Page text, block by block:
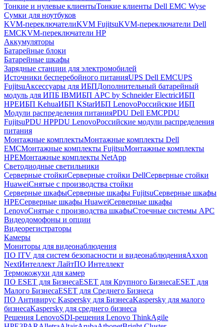
Тонкие и нулевые клиентыТонкие клиенты Dell EMC Wyse
Сумки для ноутбуков
KVM-переключателиKVM FujitsuKVM-переключатели Dell
EMCKVM-переключатели HP
Аккумуляторы
Батарейные блоки
Батарейные шкафы
Зарядные станции для электромобилей
Источники бесперебойного питанияUPS Dell EMCUPS
FujitsuАксессуары для ИБПДополнительный батарейный
модуль для ИПБ IBMИБП APC by Schneider ElectricИБП
HPEИБП KehuaИБП KStarИБП LenovoРоссийские ИБП
Модули распределения питанияPDU Dell EMCPDU
FujitsuPDU HPPDU LenovoРоссийские модули распределения
питания
Монтажные комплектыМонтажные комплекты Dell
EMCМонтажные комплекты FujitsuМонтажные комплекты
HPEМонтажные комплекты NetApp
Светодиодные светильники
Серверные стойкиСерверные стойки DellСерверные стойки
HuaweiСнятые с производства стойки
Серверные шкафыСерверные шкафы FujitsuСерверные шкафы
HPEСерверные шкафы HuaweiСерверные шкафы
LenovoСнятые с производства шкафыСтоечные системы APC
Видеодомофоны и опции
Видеорегистраторы
Камеры
Мониторы для видеонаблюдения
ПО ITV для систем безопасности и видеонаблюденияAxxon
NextИнтеллект ЛайтПО Интеллект
Термокожухи для камер
ПО ESET для БизнесаESET для Крупного БизнесаESET для
Малого БизнесаESET для Среднего Бизнеса
ПО Антивирус Kaspersky для БизнесаKaspersky для малого
бизнесаKaspersky для среднего бизнеса
Решения LenovoSDI-решения Lenovo ThinkAgile